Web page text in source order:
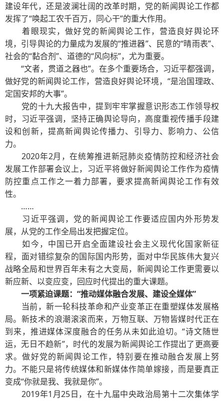
建设年代，还是波澜壮阔的改革时期，党的新闻舆论工作都
发挥了“唤起工农千百万，同心干”的重大作用。
着眼现实，做好党的新闻舆论工作，营造良好舆论环
境，引导舆论的力量成为发展的“推进器”、民意的“晴雨表”、
社会的“黏合剂”、道德的“风向标”，尤为重要。
“文者，贯道之器也”。在多个重要场合，习近平都强调，
做好党的新闻舆论工作，营造良好舆论环境，“是治国理政、
定国安邦的大事”。
党的十九大报告中，提到牢牢掌握意识形态工作领导权
时，习近平强调，坚持正确舆论导向，高度重视传播手段建
设和创新，提高新闻舆论传播力、引导力、影响力、公信
力。
2020年2月，在统筹推进新冠肺炎疫情防控和经济社会
发展工作部署会议上，习近平将做好新闻舆论工作作为疫情
防控重点工作之一着力部署，要求提高新闻舆论工作有效
性。
……
习近平强调，党的新闻舆论工作要适应国内外形势发
展，从党的工作全局出发把握定位。
如今，中国已开启全面建设社会主义现代化国家新征
程，面对错综复杂的国际国内形势，面对中华民族伟大复兴
战略全局和世界百年未有之大变局，新闻舆论工作更需要以
新应新、以变应变，回应时代提出的重大课题。
一项紧迫课题：“推动媒体融合发展、建设全媒体”
当前，新一轮科技革命和产业变革正在重塑媒体发展格
局。新技术的浪潮滚滚而来，万物互联、万物皆媒时代正在
到来，推进媒体深度融合的任务从未如此迫切。“诗文随世
运，无日不趋新”，时代的发展为新闻舆论工作提出了更高要
求。做好党的新闻舆论工作，特别要在推动融合发展上努
力。不能只是将传统媒体和新媒体作简单嫁接，而是要真正
变成“你就是我、我就是你”。
2019年1月25日，在十九届中央政治局第十二次集体学